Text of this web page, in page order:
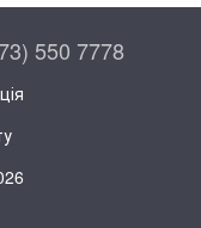
550 7778